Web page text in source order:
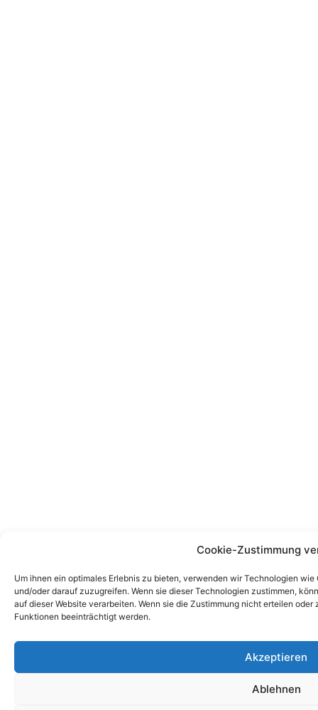
Cookie-Zustimmung
Um ihnen ein optimales Erlebnis zu bieten, verwenden wir Technologien
und/oder darauf zuzugreifen. Wenn sie dieser Technologien zustimmen,
auf dieser Website verarbeiten. Wenn sie die Zustimmung nicht erteilen
Funktionen beeinträchtigt werden.
Akzeptieren
Ablehnen